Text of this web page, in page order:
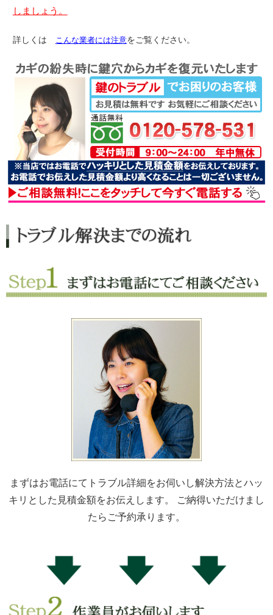
しましょう。
詳しくは こんな業者には注意をご覧ください。
まずはお電話にてトラブル詳細をお伺いし解決方法とハッ
キリとした見積金額をお伝えします。 ご納得いただけまし
たらご予約承ります。